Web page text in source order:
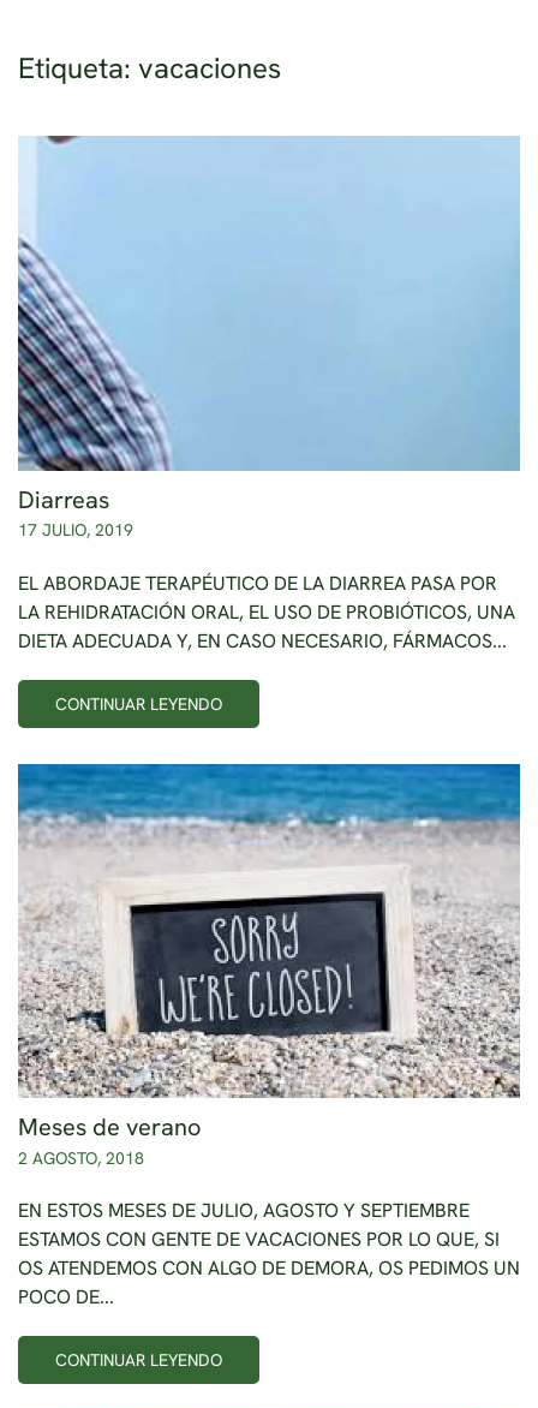
Ir al contenido principal
Etiqueta: vacaciones
Diarreas
17 JULIO, 2019
EL ABORDAJE TERAPÉUTICO DE LA DIARREA PASA POR
LA REHIDRATACIÓN ORAL, EL USO DE PROBIÓTICOS, UNA
DIETA ADECUADA Y, EN CASO NECESARIO, FÁRMACOS...
CONTINUAR LEYENDO
Meses de verano
2 AGOSTO, 2018
EN ESTOS MESES DE JULIO, AGOSTO Y SEPTIEMBRE
ESTAMOS CON GENTE DE VACACIONES POR LO QUE, SI
OS ATENDEMOS CON ALGO DE DEMORA, OS PEDIMOS UN
POCO DE...
CONTINUAR LEYENDO